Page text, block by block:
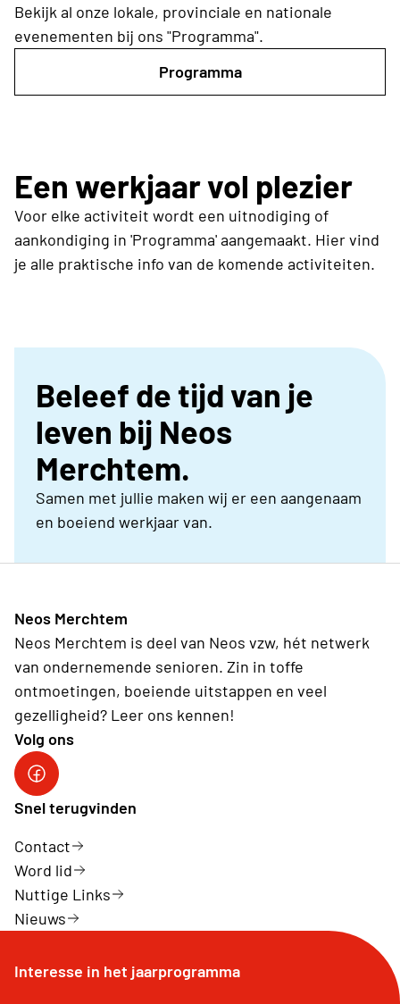
Bekijk al onze lokale, provinciale en nationale
evenementen bij ons "Programma".
Programma
Een werkjaar vol plezier
Voor elke activiteit wordt een uitnodiging of
aankondiging in 'Programma' aangemaakt. Hier vind
je alle praktische info van de komende activiteiten.
Beleef de tijd van je
leven bij Neos
Merchtem.
Samen met jullie maken wij er een aangenaam
en boeiend werkjaar van.
Neos Merchtem
Neos Merchtem is deel van Neos vzw, hét netwerk
van ondernemende senioren. Zin in toffe
ontmoetingen, boeiende uitstappen en veel
gezelligheid? Leer ons kennen!
Volg ons
Neos DiNA
Snel terugvinden
Contact
Word lid
Nuttige Links
Nieuws
Interesse in het jaarprogramma